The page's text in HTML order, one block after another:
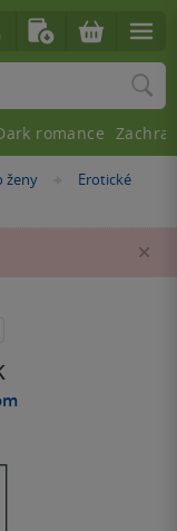
ženy »
Erotické
romance